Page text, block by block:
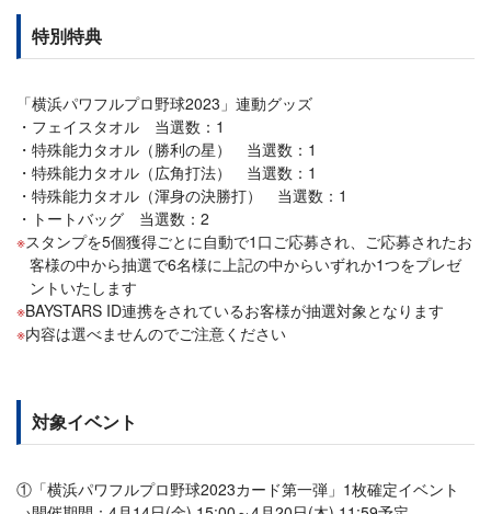
特別特典
「横浜パワフルプロ野球2023」連動グッズ
フェイスタオル 当選数：1
特殊能力タオル（勝利の星） 当選数：1
特殊能力タオル（広角打法） 当選数：1
特殊能力タオル（渾身の決勝打） 当選数：1
トートバッグ 当選数：2
スタンプを5個獲得ごとに自動で1口ご応募され、ご応募されたお
客様の中から抽選で6名様に上記の中からいずれか1つをプレゼ
ントいたします
BAYSTARS ID連携をされているお客様が抽選対象となります
内容は選べませんのでご注意ください
対象イベント
①「横浜パワフルプロ野球2023カード第一弾」1枚確定イベント